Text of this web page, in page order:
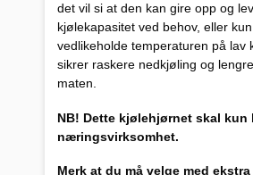
det vil si at den kan gire opp og
kjølekapasitet ved behov, eller
vedlikeholde temperaturen på lav
sikrer raskere nedkjøling og
maten.
NB! Dette kjølehjørnet skal kun
næringsvirksomhet.
Merk at du må velge med